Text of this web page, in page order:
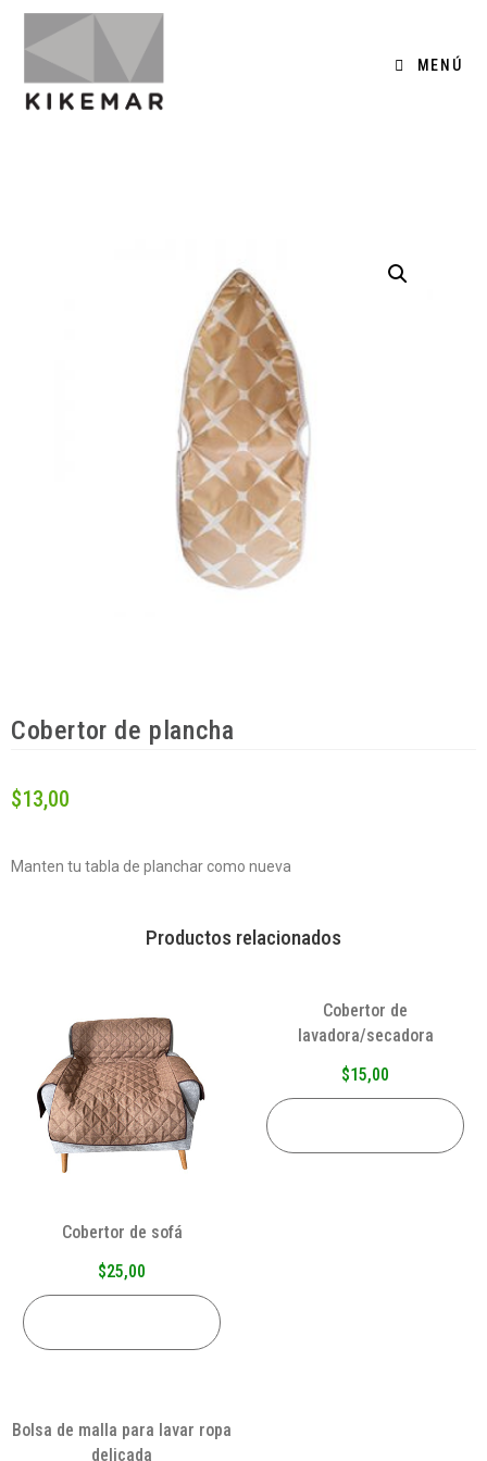
MENÚ
Cobertor de plancha
$13,00
Manten tu tabla de planchar como nueva
Productos relacionados
Cobertor de sofá
$25,00
Cobertor de
lavadora/secadora
$15,00
Bolsa de malla para lavar ropa
delicada